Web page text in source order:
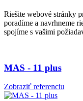
Riešite webové stránky
poradíme a navrhneme
spojíme s vašimi
MAS - 11 plus
Zobraziť referenciu